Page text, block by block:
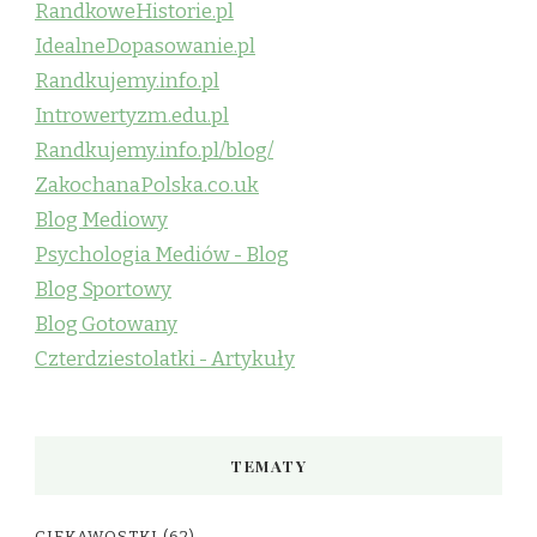
RandkoweHistorie.pl
IdealneDopasowanie.pl
Randkujemy.info.pl
Introwertyzm.edu.pl
Randkujemy.info.pl/blog/
ZakochanaPolska.co.uk
Blog Mediowy
Psychologia Mediów - Blog
Blog Sportowy
Blog Gotowany
Czterdziestolatki - Artykuły
TEMATY